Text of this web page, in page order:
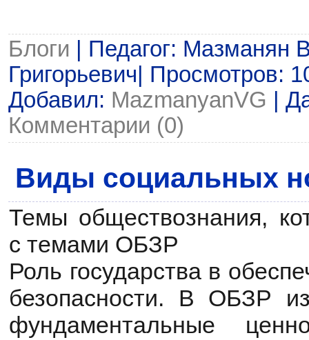
Блоги | Педагог: Мазманян
Григорьевич| Просмотров:
Добавил: MazmanyanVG |
Комментарии (0)
Виды социальных
Темы обществознания,
с темами ОБЗР
Роль государства в
безопасности. В ОБЗР
фундаментальные